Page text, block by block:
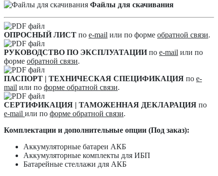
Файлы для скачивания
ОПРОСНЫЙ ЛИСТ по e-mail или по форме обратной связи.
РУКОВОДСТВО ПО ЭКСПЛУАТАЦИИпо e-mail или по
форме обратной связи.
ПАСПОРТ | ТЕХНИЧЕСКАЯ СПЕЦИФИКАЦИЯ по e-
mail или по форме обратной связи.
СЕРТИФИКАЦИЯ | ТАМОЖЕННАЯ ДЕКЛАРАЦИЯ по
e-mail или по форме обратной связи.
Комплектации и дополнительные опции (Под заказ):
Аккумуляторные батареи АКБ
Аккумуляторные комплекты для ИБП
Батарейные стеллажи для АКБ